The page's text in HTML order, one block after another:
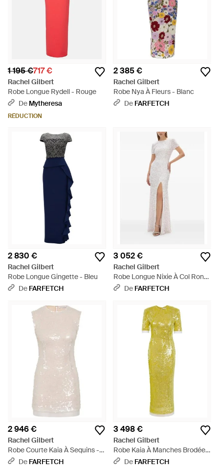
1 195 €717 €
Rachel Gilbert
Robe Longue Rydell - Rouge
De Mytheresa
RÉDUCTION
2 385 €
Rachel Gilbert
Robe Nya À Fleurs - Blanc
De FARFETCH
2 830 €
Rachel Gilbert
Robe Longue Gingette - Bleu
De FARFETCH
3 052 €
Rachel Gilbert
Robe Longue Nixie À Col Rond
- Blanc
De FARFETCH
2 946 €
Rachel Gilbert
Robe Courte Kaia À Sequins -
Neutre
De FARFETCH
3 498 €
Rachel Gilbert
Robe Kaia À Manches Brodées
De Sequins - Jaune
De FARFETCH